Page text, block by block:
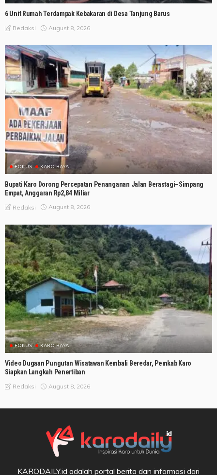
6 Unit Rumah Terdampak Kebakaran di Desa Tanjung Barus
Redaksi August 8, 2026
FOKUS KARO RAYA
Bupati Karo Dorong Percepatan Penanganan Jalan Berastagi–Simpang
Empat, Anggaran Rp2,84 Miliar
Redaksi August 8, 2026
FOKUS KARO RAYA
Video Dugaan Pungutan Wisatawan Kembali Beredar, Pemkab Karo
Siapkan Langkah Penertiban
Redaksi August 8, 2026
KARODAILY.id adalah portal berita dan informasi dari